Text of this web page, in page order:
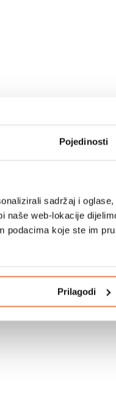
Pojedinosti
sadržaj i
naše web-lokacije
podacima koje ste im
Prilagodi